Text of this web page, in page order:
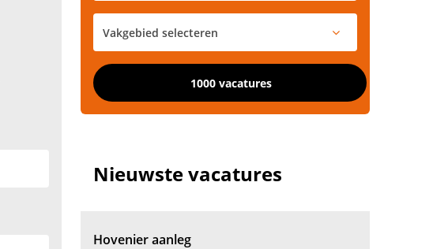
1000 vacatures
Nieuwste vacatures
Hovenier aanleg